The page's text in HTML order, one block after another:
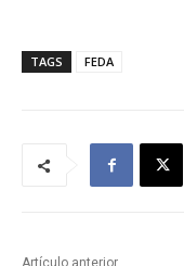
TAGS FEDA